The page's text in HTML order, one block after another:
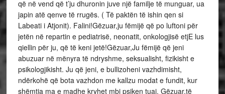
që në vend që t’ju dhuronin juve një familje të munguar, ua
japin atë qenve të rrugës. ( Të paktën të ishin qen si
Labeati i Atjonit). Falini!Gëzuar,ju fëmijë që po luftoni për
jetën në repartin e pediatrisë, neonatit, onkologjisë etjE lus
qiellin për ju, që të keni jetë!Gëzuar,Ju fëmijë që jeni
abuzuar në mënyra të ndryshme, seksualisht, fizikisht e
psikologjikisht. Ju që jeni, e bullizoheni vazhdimisht,
ndërkohë që bota vazhdon me kallzu modat e fundit, kur
shëmtia ma e madhe kryhet mbi psiken tuaj. Gëzuar,të